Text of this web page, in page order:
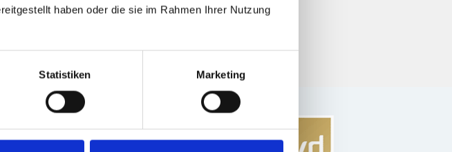
haben oder die sie im Rahmen Ihrer Nutzung
Statistiken Marketing